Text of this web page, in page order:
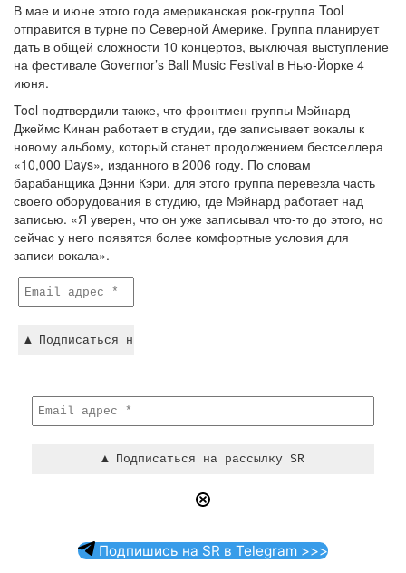
В мае и июне этого года американская рок-группа Tool
отправится в турне по Северной Америке. Группа планирует
дать в общей сложности 10 концертов, выключая выступление
на фестивале Governor’s Ball Music Festival в Нью-Йорке 4
июня.
Tool подтвердили также, что фронтмен группы Мэйнард
Джеймс Кинан работает в студии, где записывает вокалы к
новому альбому, который станет продолжением бестселлера
«10,000 Days», изданного в 2006 году. По словам
барабанщика Дэнни Кэри, для этого группа перевезла часть
своего оборудования в студию, где Мэйнард работает над
записью. «Я уверен, что он уже записывал что-то до этого, но
сейчас у него появятся более комфортные условия для
записи вокала».
Подпишись на SR в Telegram >>>